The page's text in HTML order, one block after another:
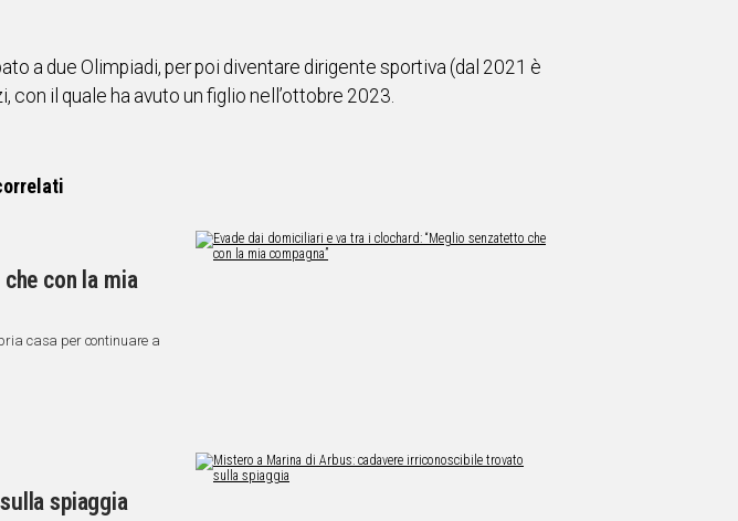
a due Olimpiadi, per poi diventare dirigente sportiva (dal 2021 è
il quale ha avuto un figlio nell’ottobre 2023.
con la mia
casa per continuare a
spiaggia